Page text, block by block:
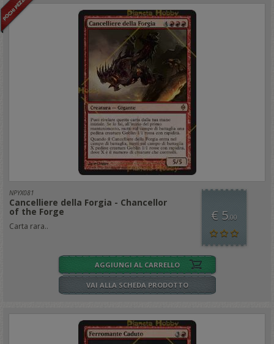
NPYX081
Cancelliere della Forgia - Chancellor
of the Forge
Carta rara..
€ 5,00
AGGIUNGI AL CARRELLO
VAI ALLA SCHEDA PRODOTTO